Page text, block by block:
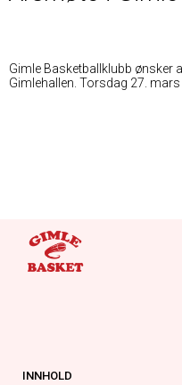
Gimle Basketballklubb ønsker
Gimlehallen. Torsdag 27. mars
INNHOLD